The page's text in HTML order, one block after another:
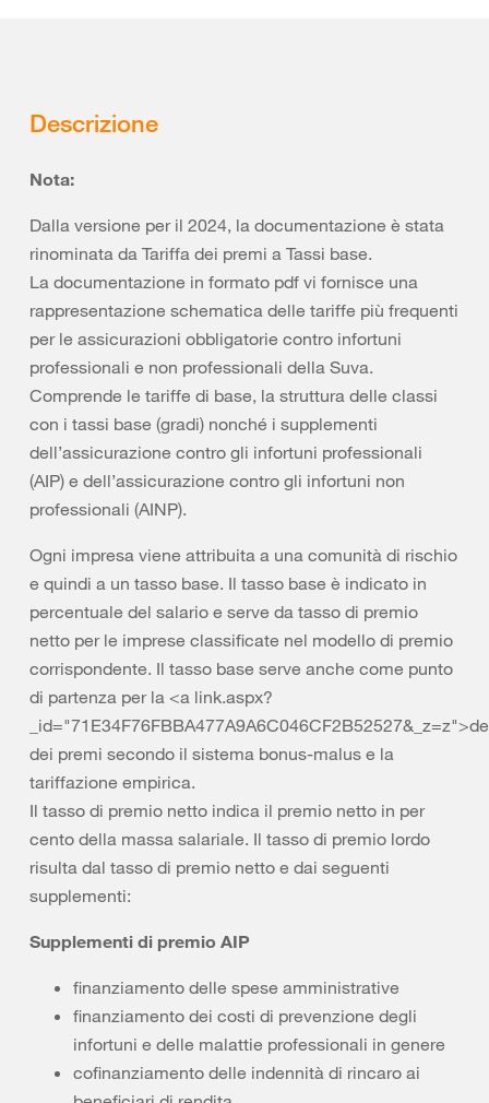
Descrizione
Nota:
Dalla versione per il 2024, la documentazione è stata
rinominata da Tariffa dei premi a Tassi base.
La documentazione in formato pdf vi fornisce una
rappresentazione schematica delle tariffe più frequenti
per le assicurazioni obbligatorie contro infortuni
professionali e non professionali della Suva.
Comprende le tariffe di base, la struttura delle classi
con i tassi base (gradi) nonché i supplementi
dell’assicurazione contro gli infortuni professionali
(AIP) e dell’assicurazione contro gli infortuni non
professionali (AINP).
Ogni impresa viene attribuita a una comunità di rischio
e quindi a un tasso base. Il tasso base è indicato in
percentuale del salario e serve da tasso di premio
netto per le imprese classificate nel modello di premio
corrispondente. Il tasso base serve anche come punto
di partenza per la <a link.aspx?
dei premi secondo il sistema bonus-malus e la
tariffazione empirica.
Il tasso di premio netto indica il premio netto in per
cento della massa salariale. Il tasso di premio lordo
risulta dal tasso di premio netto e dai seguenti
supplementi:
Supplementi di premio AIP
finanziamento delle spese amministrative
finanziamento dei costi di prevenzione degli
infortuni e delle malattie professionali in genere
cofinanziamento delle indennità di rincaro ai